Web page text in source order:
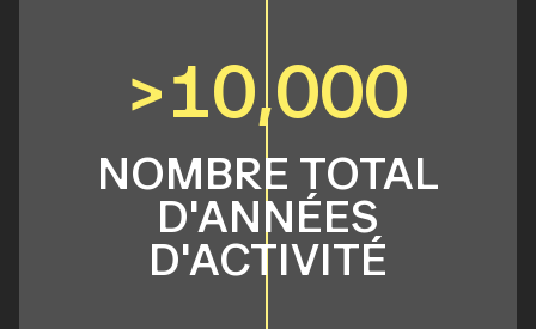
>10,000
NOMBRE TOTAL
D'ANNÉES
D'ACTIVITÉ